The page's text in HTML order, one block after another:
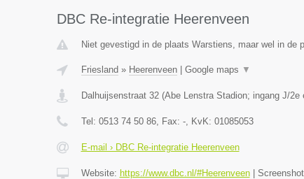
DBC Re-integratie Heerenveen
Niet gevestigd in de plaats Warstiens, maar wel in de
Friesland » Heerenveen| Google maps ▼
Dalhuijsenstraat 32 (Abe Lenstra Stadion; ingang J/2e
Tel: 0513 74 50 86, Fax: -, KvK: 01085053
E-mail › DBC Re-integratie Heerenveen
Website: https://www.dbc.nl/#Heerenveen| Screenshot